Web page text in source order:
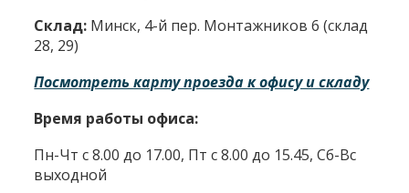
Склад: Минск, 4-й пер. Монтажников 6 (склад
28, 29)
Посмотреть карту проезда к офису и складу
Время работы офиса:
Пн-Чт с 8.00 до 17.00, Пт с 8.00 до 15.45, Сб-Вс
выходной